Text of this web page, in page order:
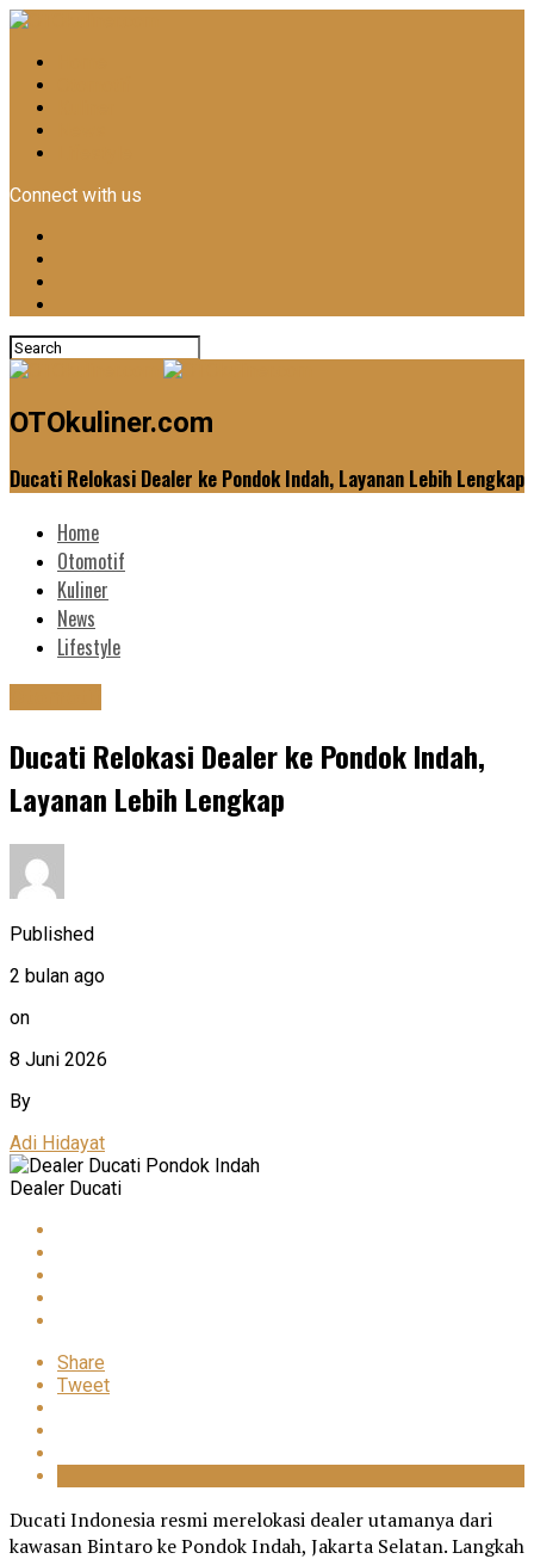
Connect with us
OTOkuliner.com
Ducati Relokasi Dealer ke Pondok Indah, Layanan Lebih Lengkap
Home
Otomotif
Kuliner
News
Lifestyle
Ducati Relokasi Dealer ke Pondok Indah,
Layanan Lebih Lengkap
Published
2 bulan ago
on
8 Juni 2026
By
Adi Hidayat
Dealer Ducati
Share
Tweet
Ducati Indonesia resmi merelokasi dealer utamanya dari
kawasan Bintaro ke Pondok Indah, Jakarta Selatan. Langkah